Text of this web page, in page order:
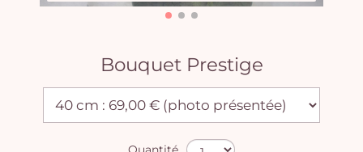
Bouquet Prestige